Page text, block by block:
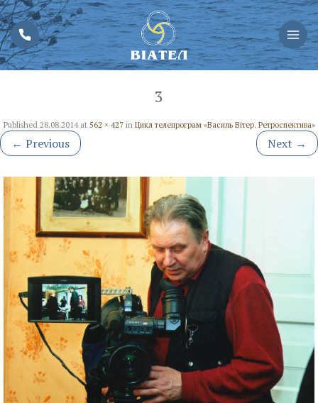
3
Published 28.08.2014at 562 × 427in Цикл телепрограм «Василь Вітер. Ретроспектива»
← Previous Next →